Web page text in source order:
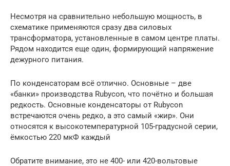
Несмотря на сравнительно небольшую мощность, в
схематике применяются сразу два силовых
трансформатора, установленные в самом центре платы.
Рядом находится еще один, формирующий напряжение
дежурного питания.
По конденсаторам всё отлично. Основные – две
«банки» производства Rubycon, что почётно и большая
редкость. Основные конденсаторы от Rubycon
встречаются очень редко, а это самый «жир». Они
относятся к высокотемпературной 105-градусной серии,
ёмкостью 220 мкФ каждый
Обратите внимание, это не 400- или 420-вольтовые